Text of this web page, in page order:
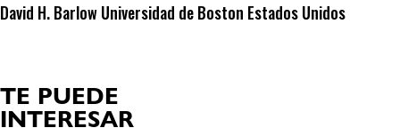
David H. Barlow Universidad de Boston Estados Unidos
TE PUEDE
INTERESAR